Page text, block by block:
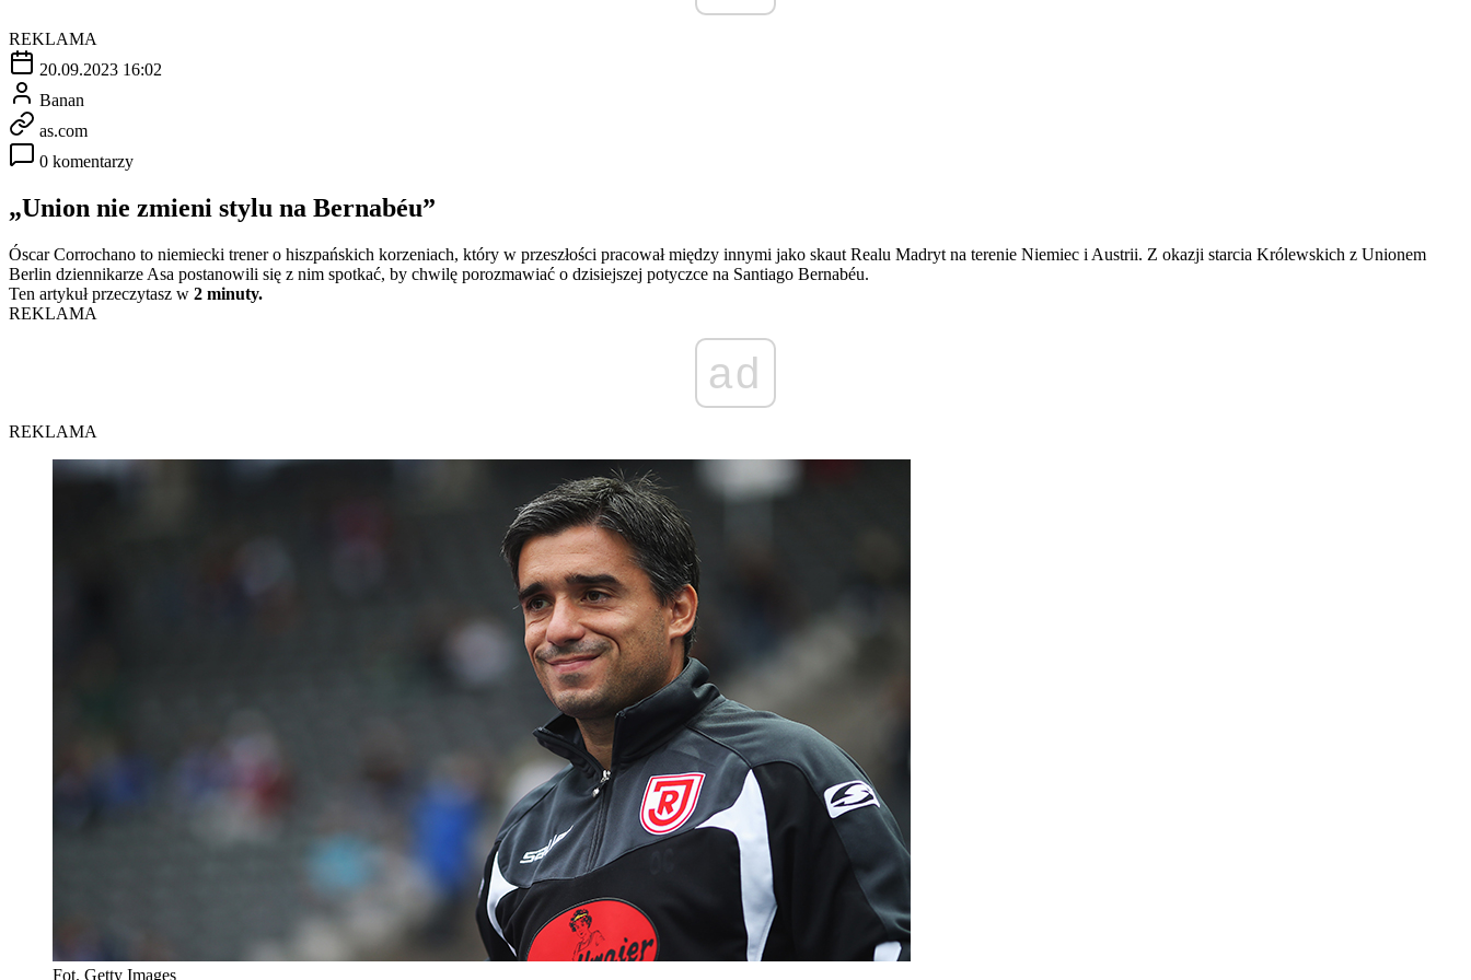
REKLAMA
20.09.2023 16:02
Banan
as.com
0 komentarzy
„Union nie zmieni stylu na Bernabéu”
Óscar Corrochano to niemiecki trener o hiszpańskich korzeniach, który w przeszłości pracował między innymi jako skaut Realu Madryt na terenie Niemiec i Austrii. Z okazji starcia Królewskich z Unionem
Berlin dziennikarze Asa postanowili się z nim spotkać, by chwilę porozmawiać o dzisiejszej potyczce na Santiago Bernabéu.
Ten artykuł przeczytasz w 2 minuty.
REKLAMA
ad
REKLAMA
Fot. Getty Images